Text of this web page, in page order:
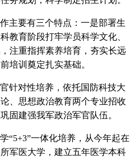
主要有三个特点：一是部署生
教育阶段打牢学员科学文化、
注重指挥素养培育，夯实长远
培训奠定扎实基础。
针对性培养，依托国防科技大
、思想政治教育两个专业招收
固建强我军政治军官队伍。
“5+3”一体化培养，从今年起在
军医大学，建立五年医学本科